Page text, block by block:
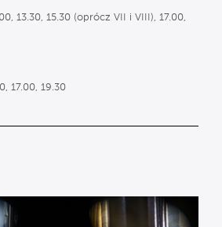
13.30, 15.30 (oprócz VII i VIII), 17.00,
17.00, 19.30